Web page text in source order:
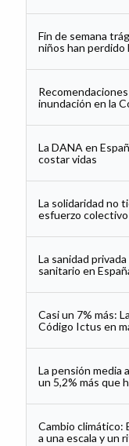
Fin de semana
niños han perdido
inundación en la
La DANA en
costar vidas
La solidaridad no
esfuerzo
La sanidad
sanitario en
Casi un 7% más:
Código Ictus en
La pensión media
un 5,2% más que
Cambio climático:
a una escala y un